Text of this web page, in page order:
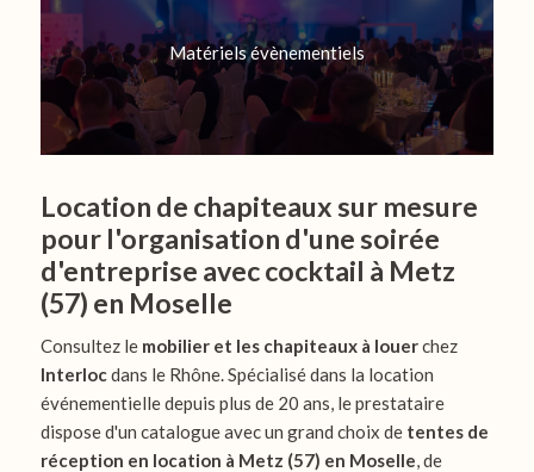
Matériels évènementiels
Location de chapiteaux sur mesure
pour l'organisation d'une soirée
d'entreprise avec cocktail à Metz
(57) en Moselle
Consultez le mobilier et les chapiteaux à louerchez
Interlocdans le Rhône. Spécialisé dans la location
événementielle depuis plus de 20 ans, le prestataire
dispose d'un catalogue avec un grand choix de tentes de
réception en location à Metz (57) en Moselle, de